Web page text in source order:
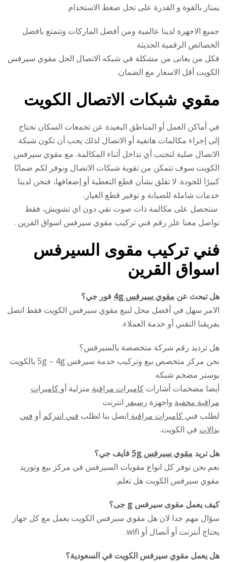
يمتاز بالقوة و القدرة على تحل ضغط الاستخدام
جميع الاجهزة لدينا عالمية ومن أفضل الماركات وتتمتع بافضل
الخصائص الرقمية الحديثة
فكل من يعانى من مشكلة في شبكه الاتصال الحل مقوي سيرفس
الكويت أقل الاسعار مع الضمان.
مقوي شبكات الاتصال الكويت
في أماكن العمل أو المناطق البعيدة عن تجمعات السكان نحتاج
إلى إجراء مكالمات هاتفية أو الاتصال لذلك يجب أن تكون شبكة
الاتصال صلبة لتجنب أي تداخل أثناء المكالمة. مع مقوي سيرفس
الكويت سوف تتمكن من تقوية شبكات الاتصال ونوفر لكم ضمانًا
كبيرًا للجودة. لا تقلق بشأن قطع التغطية أو إضعافها، فنحن لدينا
خدمات شاملة للصيانة و توفير قطع الغيار.
ستحصل على مكالمة ذات صوت نقي دون اي تشويش، فقط
تواصل معنا علر رقم فني تركيب مقوي سيرفس اسواق القرين .
فني تركيب مقوى السيرفس
اسواق القرين
هل تبحث عن مقوي سيرفس 4g
فور جي؟
الامر سهل في أفضل محل لبيع مقوي سيرفس الكويت فقط اتصل
بفريقنا التقني أو خدمة العملاء.
هل ترديد رقم شركة متخصصة بالسيرفس؟
نحن مركز متخصص بيع وتركيب خدمة سيرفس 5g – 4g بالكويت
بوستر مضخم شبكه
أيضا مضخمات أشاراتكاميرات مراقبة منزلية أو كاميرات
مراقبة مخفية واجهزة رسيفر انترنت
لطلب فني كاميرات مراقبة اتصل بنا لطلب فني انتركم أو فني
بدالات في الكويت.
هل تريد مقوي سيرفس 5g
فايف جي؟
نعم نحن توفر كل انواع مقويات السيرفس في مركز بيع وتوريد
مقوي سيرفس الكويت هل تعلم.
كيف يعمل مقوى سيرفس g جى؟
سؤال مهم جدا لان هل مقوي سيرفس الكويت يعمل مع كل جهاز
يحتاج أنترنت أو أتصال أو wifi.
هل يعمل مقوي سيرفس الكويت في السعودية؟